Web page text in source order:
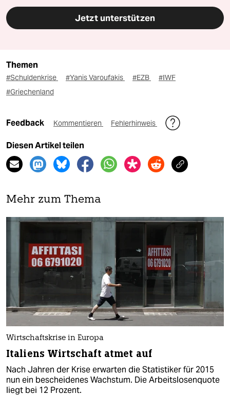
Jetzt unterstützen
Themen
#Schuldenkrise #Yanis Varoufakis #EZB
#IWF
#Griechenland
Feedback Kommentieren Fehlerhinweis
Diesen Artikel teilen
Mehr zum Thema
Wirtschaftskrise in Europa
Italiens Wirtschaft atmet auf
Nach Jahren der Krise erwarten die Statistiker für 2015
nun ein bescheidenes Wachstum. Die Arbeitslosenquote
liegt bei 12 Prozent.